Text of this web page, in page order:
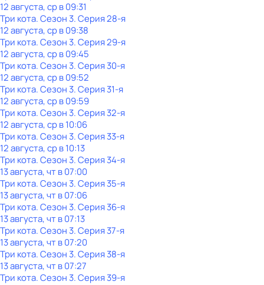
12 августа, ср в 09:31
Три кота. Сезон 3. Серия 28-я
12 августа, ср в 09:38
Три кота. Сезон 3. Серия 29-я
12 августа, ср в 09:45
Три кота. Сезон 3. Серия 30-я
12 августа, ср в 09:52
Три кота. Сезон 3. Серия 31-я
12 августа, ср в 09:59
Три кота. Сезон 3. Серия 32-я
12 августа, ср в 10:06
Три кота. Сезон 3. Серия 33-я
12 августа, ср в 10:13
Три кота. Сезон 3. Серия 34-я
13 августа, чт в 07:00
Три кота. Сезон 3. Серия 35-я
13 августа, чт в 07:06
Три кота. Сезон 3. Серия 36-я
13 августа, чт в 07:13
Три кота. Сезон 3. Серия 37-я
13 августа, чт в 07:20
Три кота. Сезон 3. Серия 38-я
13 августа, чт в 07:27
Три кота. Сезон 3. Серия 39-я